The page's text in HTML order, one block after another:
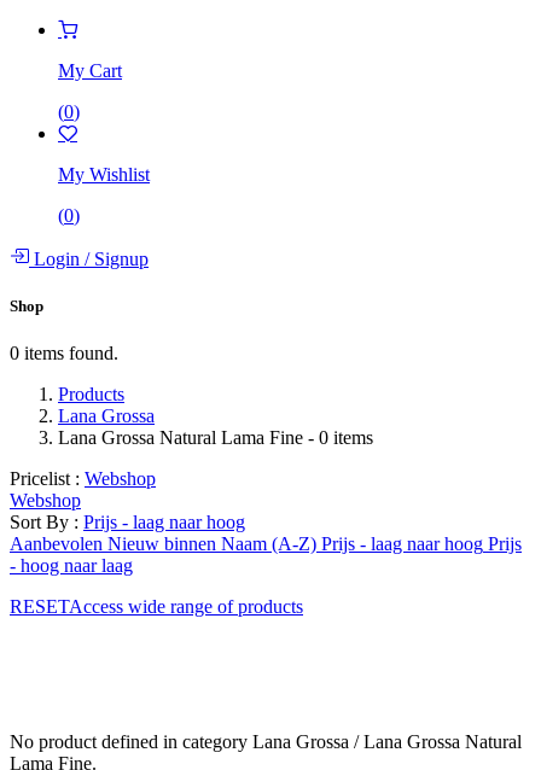
My Cart
(0)
My Wishlist
(0)
Login /Signup
Shop
0 items found.
Products
Lana Grossa
Lana Grossa Natural Lama Fine - 0 items
Pricelist : Webshop
Webshop
Sort By : Prijs - laag naar hoog
Aanbevolen Nieuw binnen Naam (A-Z) Prijs - laag naar hoog Prijs
- hoog naar laag
RESETAccess wide range of products
No product defined in category Lana Grossa / Lana Grossa Natural
Lama Fine.